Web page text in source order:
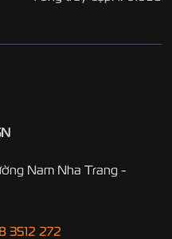
Nam Nha Trang -
3512 272